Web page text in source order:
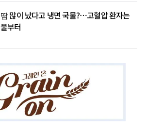
땀 많이 났다고 냉면 국물?…고혈압 환자는
물부터